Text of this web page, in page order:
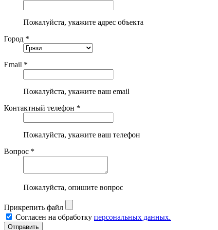
Пожалуйста, укажите адрес объекта
Город *
Email *
Пожалуйста, укажите ваш email
Контактный телефон *
Пожалуйста, укажите ваш телефон
Вопрос *
Пожалуйста, опишите вопрос
Прикрепить файл
Согласен на обработку персональных данных.